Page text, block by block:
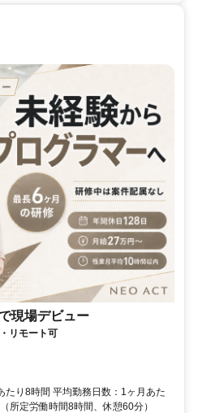
現場デビュー
リモート可
たり8時間 平均勤務日数：1ヶ月あた
所定労働時間8時間、休憩60分）